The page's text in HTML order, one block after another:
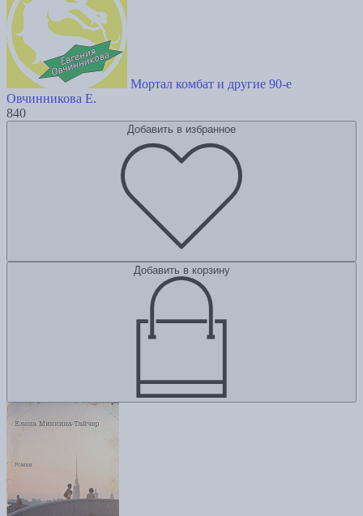
Мортал комбат и другие 90-е
Овчинникова Е.
840
Добавить в избранное
Добавить в корзину